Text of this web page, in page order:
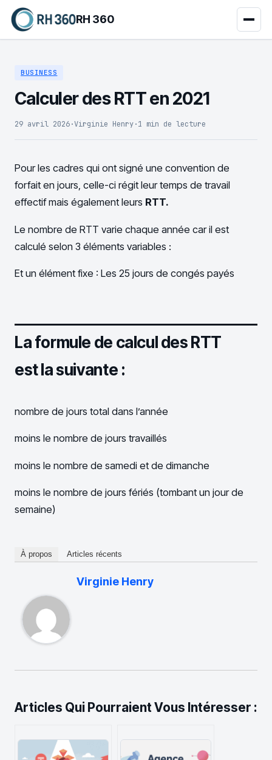
RH 360
BUSINESS
Calculer des RTT en 2021
29 avril 2026·Virginie Henry·1 min de lecture
Pour les cadres qui ont signé une convention de
forfait en jours, celle-ci régit leur temps de travail
effectif mais également leurs RTT.
Le nombre de RTT varie chaque année car il est
calculé selon 3 éléments variables :
Et un élément fixe : Les 25 jours de congés payés
La formule de calcul des RTT
est la suivante :
nombre de jours total dans l’année
moins le nombre de jours travaillés
moins le nombre de samedi et de dimanche
moins le nombre de jours fériés (tombant un jour de
semaine)
À propos Articles récents
Virginie Henry
Articles Qui Pourraient Vous Intéresser :